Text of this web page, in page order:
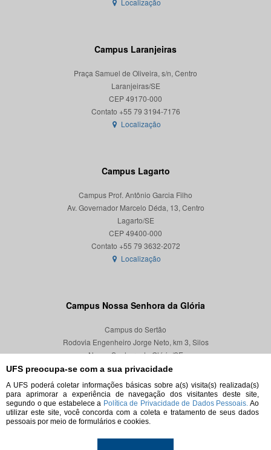
UFS preocupa-se com a sua privacidade
A UFS poderá coletar informações básicas sobre a(s) visita(s) realizada(s)
para aprimorar a experiência de navegação dos visitantes deste site,
segundo o que estabelece a Política de Privacidade de Dados Pessoais. Ao
utilizar este site, você concorda com a coleta e tratamento de seus dados
pessoais por meio de formulários e cookies.
Campus Laranjeiras
Praça Samuel de Oliveira, s/n, Centro
Laranjeiras/SE
CEP 49170-000
Localização
Campus Lagarto
Campus Prof. Antônio Garcia Filho
Av. Governador Marcelo Déda, 13, Centro
Lagarto/SE
CEP 49400-000
Localização
Campus Nossa Senhora da Glória
Campus do Sertão
Rodovia Engenheiro Jorge Neto, km 3, Silos
Nossa Senhora da Glória/SE
CEP 49680-000
Localização